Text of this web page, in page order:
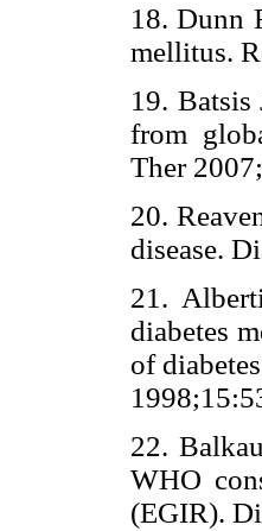
18. Dunn
mellitus.
19.
from
Ther
20.
disease.
21.
diabetes
of
22.
WHO
(EGIR).